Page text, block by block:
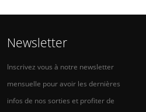
Newsletter
Inscrivez vous à notre newsletter
mensuelle pour avoir les dernières
infos de nos sorties et profiter de